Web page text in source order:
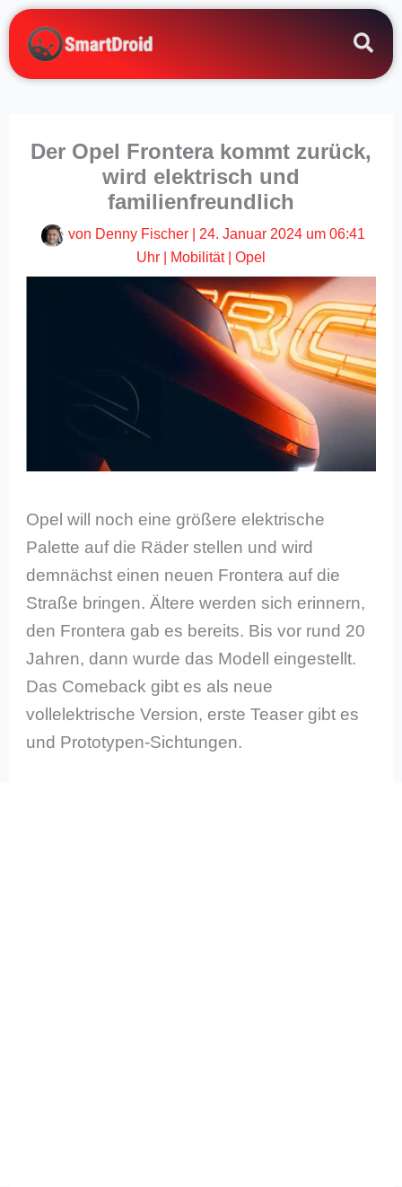
Zum
Inhalt
springen
Der Opel Frontera kommt zurück,
wird elektrisch und
familienfreundlich
von Denny Fischer
24. Januar 2024 um 06:41
Uhr
Mobilität| Opel
Opel will noch eine größere elektrische
Palette auf die Räder stellen und wird
demnächst einen neuen Frontera auf die
Straße bringen. Ältere werden sich erinnern,
den Frontera gab es bereits. Bis vor rund 20
Jahren, dann wurde das Modell eingestellt.
Das Comeback gibt es als neue
vollelektrische Version, erste Teaser gibt es
und Prototypen-Sichtungen.